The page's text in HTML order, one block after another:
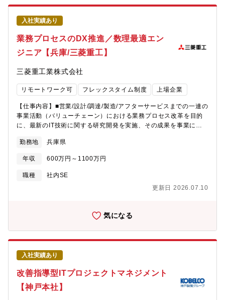
入社実績あり
業務プロセスのDX推進／数理最適エン
ジニア【兵庫/三菱重工】
三菱重工業株式会社
リモートワーク可 フレックスタイム制度 上場企業
【仕事内容】■営業/設計/調達/製造/アフターサービスまでの一連の
事業活動（バリューチェーン）における業務プロセス改革を目的
に、最新のIT技術に関する研究開発を実施、その成果を事業に適
サルタント）を行います■航空機・物流機器・防衛製品・ロケッ
ト・ガスタービン等に関するシステム立ち上げなど、国内工場・
プロセスのみならず、海外プロジェクトに関わる機会もあります
【業務詳細】■各種製品のバリューチェーンを対象とした業務プロ
習等を活用したICTシステム技術の研究開発（経営意思決定支援／
ミュレーション等）■新規技術のPoC・研究開発を行い、その知見
を活かし社内ITコンサルタントとして業務課題抽出～ソリューシ
ョンの導入～効果刈り取りまでを支援■社内ニーズのヒアリングを
通じて課題を抽出。新規技術の導入や、新たなシステム開発を計
画・要件定義段階から構築、システム導入による事業効果の検証
までを実施【仕事の魅力・やりがい】■バリューチェーンの上流か
ら下流まで幅広く関わり、業務プロセス改革を通じて社会に貢献
できる。■航空機、ロケット等の大型製品から、量産品まで幅広い
製品の支援を経験できる。■最先端の技術に触れて、新しいことに
勤務地 兵庫県
年収 600万円～1100万円
職種
社内SE
更新日 2026.07.10
気になる
入社実績あり
改善指導型ITプロジェクトマネジメント
【神戸本社】